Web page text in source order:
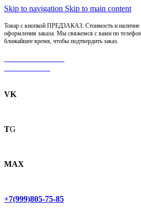
Skip to navigation Skip to main content
Товар с кнопкой ПРЕДЗАКАЗ. Стоимость и наличие
оформления заказа. Мы свяжемся с вами по
ближайшее время, чтобы подтвердить заказ.
VK
TG
MAX
+7(999)805-75-85